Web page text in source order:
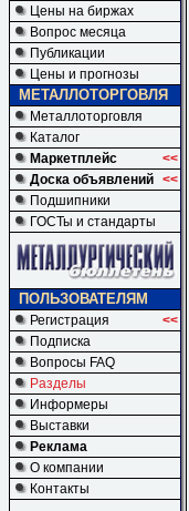
Цены на биржах
Вопрос месяца
Публикации
Цены и прогнозы
МЕТАЛЛОТОРГОВЛЯ
Металлоторговля
Каталог
Маркетплейс
<<
Доска объявлений <<
Подшипники
ГОСТы и стандарты
ПОЛЬЗОВАТЕЛЯМ
Регистрация
<<
Подписка
Вопросы FAQ
Разделы
Информеры
Выставки
Реклама
О компании
Контакты